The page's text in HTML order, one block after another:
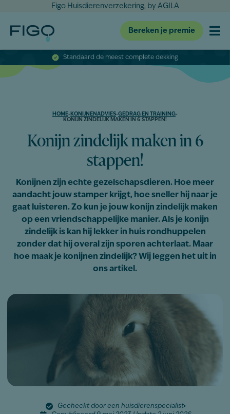
Figo Huisdierenverzekering, by AGILA
Bereken je premie
Standaard de meest complete dekking
HOME- KONIJNENADVIES-GEDRAG EN TRAINING-
KONIJN ZINDELIJK MAKEN IN 6 STAPPEN!
Konijn zindelijk maken in 6
stappen!
Konijnen zijn echte gezelschapsdieren. Hoe meer
aandacht jouw stamper krijgt, hoe sneller hij naar je
gaat luisteren. Zo kun je jouw konijn zindelijk maken
op een vriendschappelijke manier. Als je konijn
zindelijk is kan hij lekker in huis rondhuppelen
zonder dat hij overal zijn sporen achterlaat. Maar
hoe maak je konijnen zindelijk? Wij leggen het uit in
ons artikel.
Gecheckt door een huisdierenspecialist